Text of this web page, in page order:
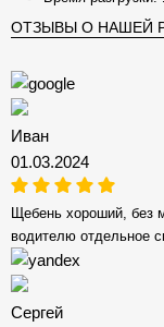
ОТЗЫВЫ О НАШЕЙ
Иван
01.03.2024
Щебень хороший, без
водителю отдельное
Сергей